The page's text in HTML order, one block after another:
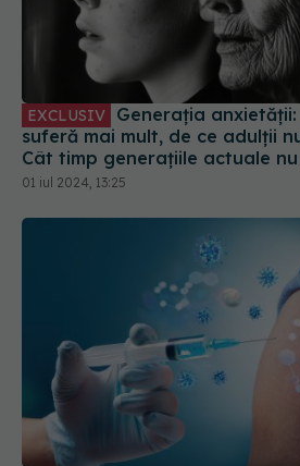
EXCLUSIV
suferă mai mult, de ce adulții
Cât timp generațiile actuale nu
citească în limba română,
01 iul 2024, 13:25